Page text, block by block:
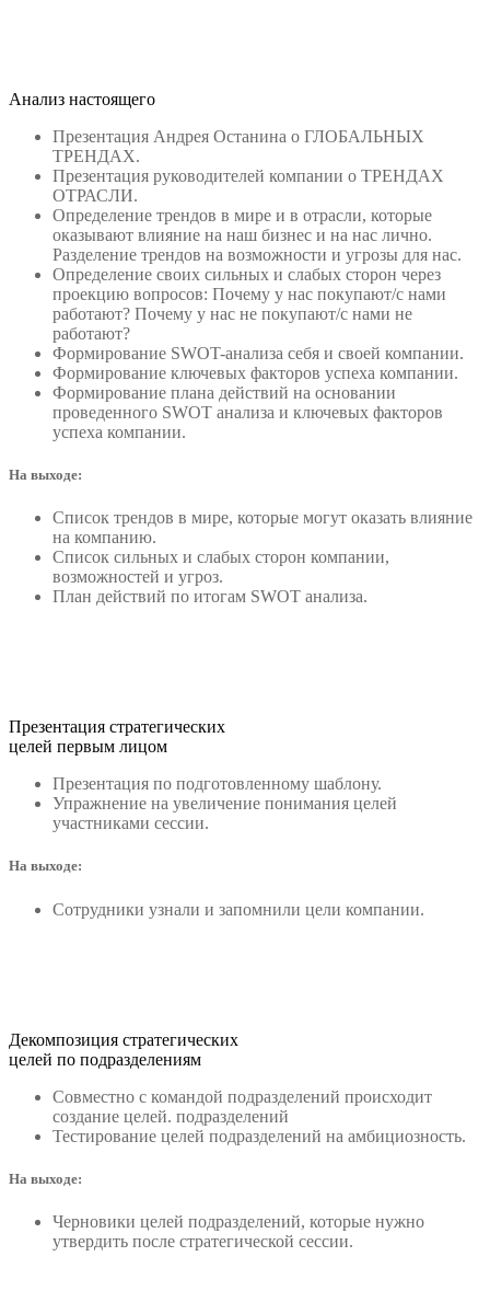
Анализ настоящего
Презентация Андрея Останина о ГЛОБАЛЬНЫХ
ТРЕНДАХ.
Презентация руководителей компании о ТРЕНДАХ
ОТРАСЛИ.
Определение трендов в мире и в отрасли, которые
оказывают влияние на наш бизнес и на нас лично.
Разделение трендов на возможности и угрозы для нас.
Определение своих сильных и слабых сторон через
проекцию вопросов: Почему у нас покупают/с нами
работают? Почему у нас не покупают/с нами не
работают?
Формирование SWOT-анализа себя и своей компании.
Формирование ключевых факторов успеха компании.
Формирование плана действий на основании
проведенного SWOT анализа и ключевых факторов
успеха компании.
На выходе:
Список трендов в мире, которые могут оказать влияние
на компанию.
Список сильных и слабых сторон компании,
возможностей и угроз.
План действий по итогам SWOT анализа.
Презентация стратегических
целей первым лицом
Презентация по подготовленному шаблону.
Упражнение на увеличение понимания целей
участниками сессии.
На выходе:
Сотрудники узнали и запомнили цели компании.
Декомпозиция стратегических
целей по подразделениям
Совместно с командой подразделений происходит
создание целей. подразделений
Тестирование целей подразделений на амбициозность.
На выходе:
Черновики целей подразделений, которые нужно
утвердить после стратегической сессии.